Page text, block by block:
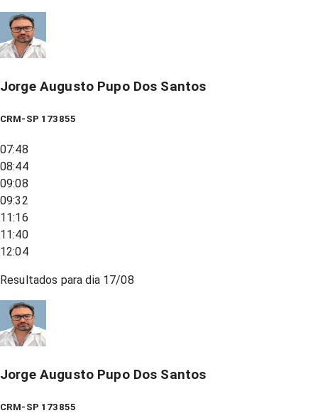
Jorge Augusto Pupo Dos Santos
CRM-SP 173855
07:48
08:44
09:08
09:32
11:16
11:40
12:04
Resultados para dia 17/08
Jorge Augusto Pupo Dos Santos
CRM-SP 173855